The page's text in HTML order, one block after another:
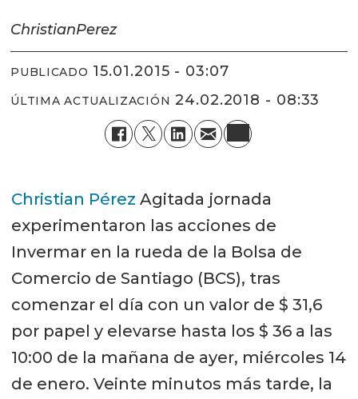
ChristianPerez
PUBLICADO 15.01.2015 - 03:07
ÚLTIMA ACTUALIZACIÓN 24.02.2018 - 08:33
Christian Pérez Agitada jornada
experimentaron las acciones de
Invermar en la rueda de la Bolsa de
Comercio de Santiago (BCS), tras
comenzar el día con un valor de $ 31,6
por papel y elevarse hasta los $ 36 a las
10:00 de la mañana de ayer, miércoles 14
de enero. Veinte minutos más tarde, la